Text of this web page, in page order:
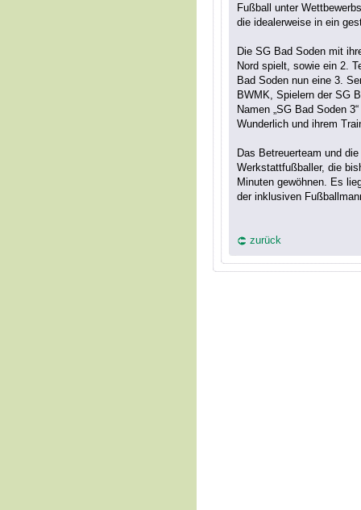
Fußball unter
die idealerweise in ein
Die SG Bad Soden mit
Nord spielt, sowie ein 2.
Bad Soden nun eine 3.
BWMK, Spielern der SG
Namen „SG Bad Soden
Wunderlich und ihrem
Das Betreuerteam und
Werkstattfußballer, die
Minuten gewöhnen. Es
der inklusiven
zurück